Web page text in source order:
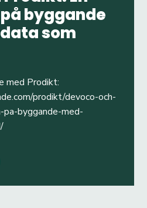
byggande
som
med Prodikt:
prodikt/devoco-och-
byggande-med-